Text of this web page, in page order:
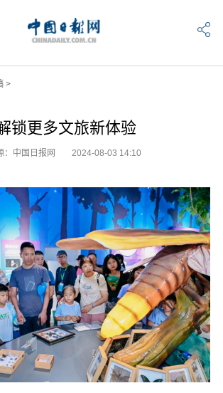
>
锁更多文旅新体验
：中国日报网 2024-08-03 14:10